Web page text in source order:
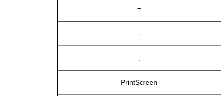
=
-
;
PrintScreen